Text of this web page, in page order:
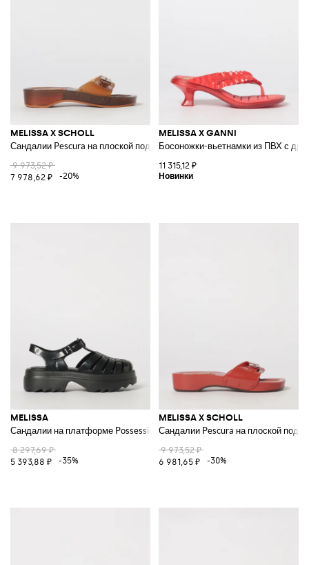
MELISSA X SCHOLL
Сандалии Pescura на плоской подошве из ПВХ с регулируемым
9 973,52 ₽
7 978,62 ₽
-20%
MELISSA X GANNI
Босоножки-вьетнамки из ПВХ с
11 315,12 ₽
MELISSA
Сандалии на платформе Possession II из ПВХ на среднем каблуке
8 297,69 ₽
5 393,88 ₽
-35%
MELISSA X SCHOLL
Сандалии Pescura на плоской
9 973,52 ₽
6 981,65 ₽
-30%